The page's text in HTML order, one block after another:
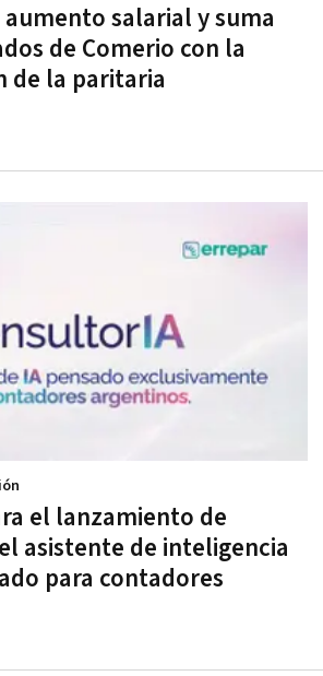
aumento salarial y suma
de Comerio con la
de la paritaria
el lanzamiento de
asistente de inteligencia
para contadores